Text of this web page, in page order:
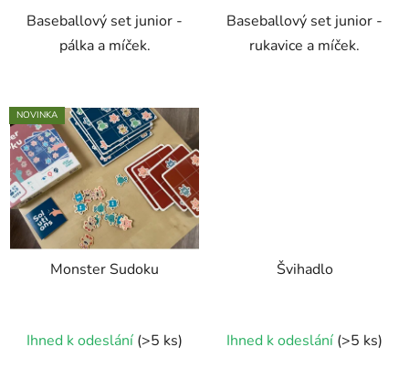
Baseballový set junior -
pálka a míček.
Baseballový set junior -
rukavice a míček.
NOVINKA
Monster Sudoku
Ihned k odeslání (>5 ks)
Švihadlo
Ihned k odeslání (>5 ks)